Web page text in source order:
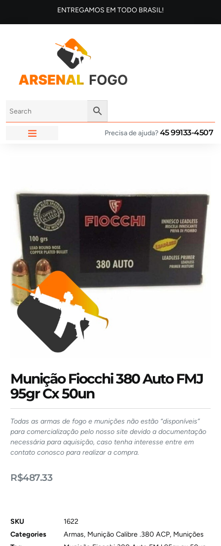
ENTREGAMOS EM TODO BRASIL!
Precisa de ajuda?45 99133-4507
Munição Fiocchi 380 Auto FMJ
95gr Cx 50un
Todas as armas de fogo e munições não estão “disponíveis”
para comercialização pelo nosso site devido a documentação
necessária para aquisição, caso tenha interesse entre em
contato conosco para realizar a compra.
R$487.33
SKU
1622
Categories
Armas, Munição Calibre .380 ACP, Munições